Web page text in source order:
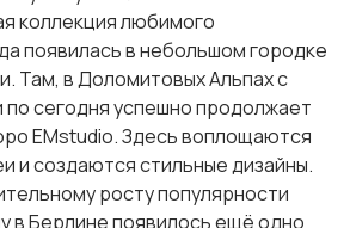
коллекция любимого
появилась в небольшом городке
Там, в Доломитовых Альпах с
по сегодня успешно продолжает
EMstudio. Здесь воплощаются
и создаются стильные дизайны.
росту популярности
в Берлине появилось ещё одно